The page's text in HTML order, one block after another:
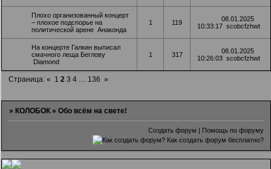
Плохо организованный концерт
– плохое подспорье на
политической арене Анаконда
1 119
08.01.2025
10:33:17 scobcfzhwt
На концерте Галкин выписал
смачного леща Беглову
Diamond
1 317
08.01.2025
10:26:03 scobcfzhwt
Страница:« 1 2 3 4 136 »
» КОЛОБОК »Обо всём на свете!
Создать форум | Помощь по форуму